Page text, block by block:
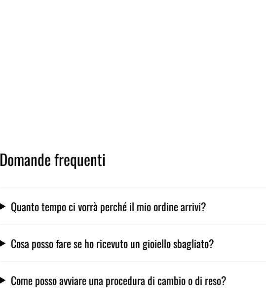
Domande frequenti
Quanto tempo ci vorrà perché il mio ordine arrivi?
Cosa posso fare se ho ricevuto un gioiello sbagliato?
Come posso avviare una procedura di cambio o di reso?